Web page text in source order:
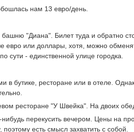
нам 13 евро/день.
"Диана". Билет туда и обратно
евро или доллары, хотя, можно
сути - единственной улице городка.
в бутике, ресторане или в отеле.
ресторане "У Швейка". На двоих
перекусить вечером. Цены на
есть смысл захватить с собой.